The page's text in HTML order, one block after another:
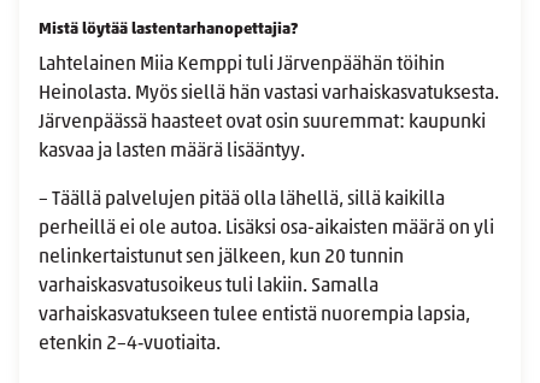
Mistä löytää lastentarhanopettajia?
Lahtelainen Miia Kemppi tuli Järvenpäähän töihin
Heinolasta. Myös siellä hän vastasi varhaiskasvatuksesta.
Järvenpäässä haasteet ovat osin suuremmat: kaupunki
kasvaa ja lasten määrä lisääntyy.
– Täällä palvelujen pitää olla lähellä, sillä kaikilla
perheillä ei ole autoa. Lisäksi osa-aikaisten määrä on yli
nelinkertaistunut sen jälkeen, kun 20 tunnin
varhaiskasvatusoikeus tuli lakiin. Samalla
varhaiskasvatukseen tulee entistä nuorempia lapsia,
etenkin 2–4‑vuotiaita.